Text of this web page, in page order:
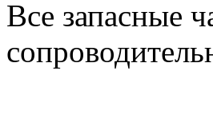
Все запасные